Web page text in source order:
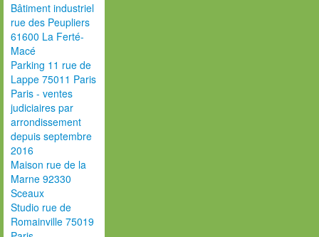
Bâtiment industriel
rue des Peupliers
61600 La Ferté-
Macé
Parking 11 rue de
Lappe 75011 Paris
Paris - ventes
judiciaires par
arrondissement
depuis septembre
2016
Maison rue de la
Marne 92330
Sceaux
Studio rue de
Romainville 75019